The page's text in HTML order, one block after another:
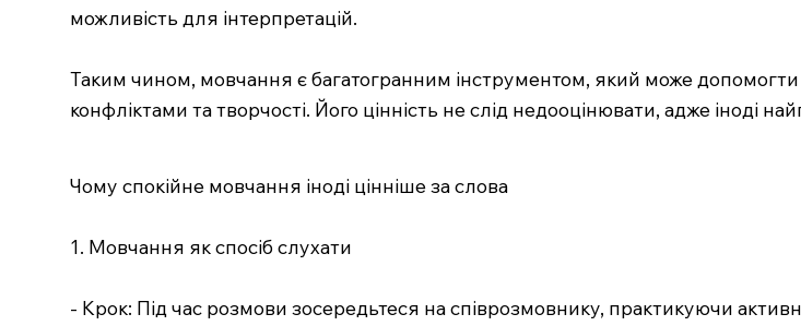
можливість для інтерпретацій.
Таким чином, мовчання є багатогранним інструментом, який може допомогти
конфліктами та творчості. Його цінність не слід недооцінювати, адже іноді
Чому спокійне мовчання іноді цінніше за слова
1. Мовчання як спосіб слухати
- Крок: Під час розмови зосередьтеся на співрозмовнику, практикуючи